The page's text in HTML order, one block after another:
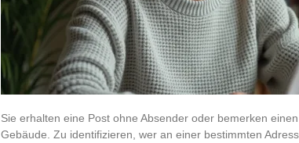
Sie erhalten eine Post ohne Absender oder bemerken
Gebäude. Zu identifizieren, wer an einer bestimmten